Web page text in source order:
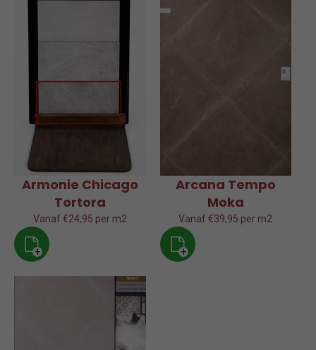
Armonie Chicago
Tortora
Vanaf €24,95 per m2
+
Arcana Tempo
Moka
Vanaf €39,95 per m2
+